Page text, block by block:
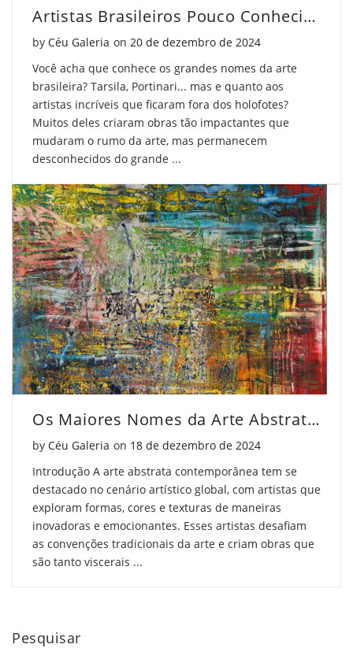
Artistas Brasileiros Pouco Conhecidos Que Você Deve Conhecer
by Céu Galeria on Posted on
20 de dezembro de 2024
Você acha que conhece os grandes nomes da arte
brasileira? Tarsila, Portinari... mas e quanto aos
artistas incríveis que ficaram fora dos holofotes?
Muitos deles criaram obras tão impactantes que
mudaram o rumo da arte, mas permanecem
desconhecidos do grande ...
Os Maiores Nomes da Arte Abstrata Contemporânea
by Céu Galeria on Posted on
18 de dezembro de 2024
Introdução A arte abstrata contemporânea tem se
destacado no cenário artístico global, com artistas que
exploram formas, cores e texturas de maneiras
inovadoras e emocionantes. Esses artistas desafiam
as convenções tradicionais da arte e criam obras que
são tanto viscerais ...
Pesquisar